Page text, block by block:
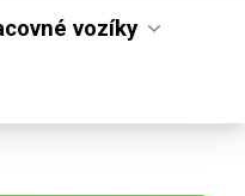
vozíky